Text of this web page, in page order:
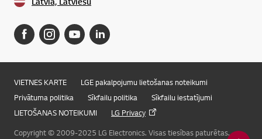
VIETNES KARTE
LGE pakalpojumu lietošanas noteikumi
Privātuma politika
Sīkfailu politika
Sīkfailu iestatījumi
LIETOŠANAS NOTEIKUMI
LG Privacy
Copyright © 2009-2025 LG Electronics. Visas tiesības paturētas.